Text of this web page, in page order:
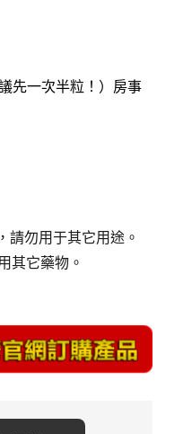
先一次半粒！）房事
請勿用于其它用途。
其它藥物。